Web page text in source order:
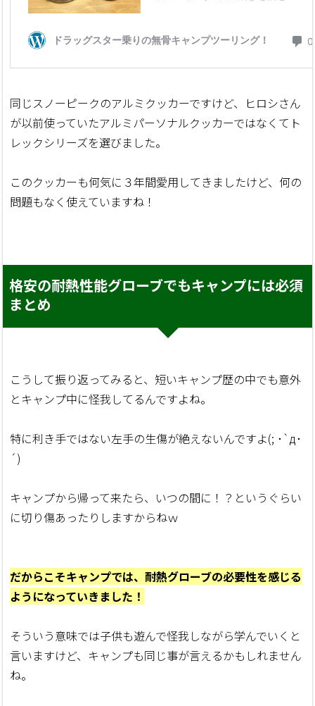
同じスノーピークのアルミクッカーですけど、ヒロシさん
が以前使っていたアルミパーソナルクッカーではなくてト
レックシリーズを選びました。
このクッカーも何気に３年間愛用してきましたけど、何の
問題もなく使えていますね！
格安の耐熱性能グローブでもキャンプには必須
まとめ
こうして振り返ってみると、短いキャンプ歴の中でも意外
とキャンプ中に怪我してるんですよね。
特に利き手ではない左手の生傷が絶えないんですよ(; ･`д･
´)
キャンプから帰って来たら、いつの間に！？というぐらい
に切り傷あったりしますからねｗ
だからこそキャンプでは、耐熱グローブの必要性を感じる
ようになっていきました！
そういう意味では子供も遊んで怪我しながら学んでいくと
言いますけど、キャンプも同じ事が言えるかもしれません
ね。